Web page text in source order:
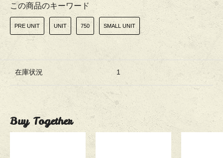
この商品のキーワード
PRE UNIT UNIT 750 SMALL UNIT
在庫状況 1
Buy Together